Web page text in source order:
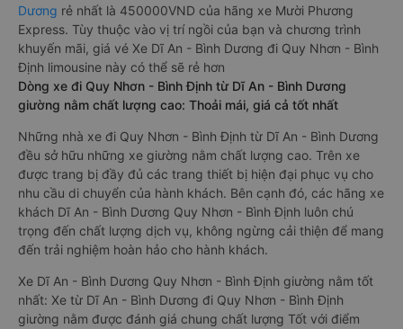
Dương rẻ nhất là 450000VND của hãng xe Mười Phương
Express. Tùy thuộc vào vị trí ngồi của bạn và chương trình
khuyến mãi, giá vé Xe Dĩ An - Bình Dương đi Quy Nhơn - Bình
Định limousine này có thể sẽ rẻ hơn
Dòng xe đi Quy Nhơn - Bình Định từ Dĩ An - Bình Dương
giường nằm chất lượng cao: Thoải mái, giá cả tốt nhất
Những nhà xe đi Quy Nhơn - Bình Định từ Dĩ An - Bình Dương
đều sở hữu những xe giường nằm chất lượng cao. Trên xe
được trang bị đầy đủ các trang thiết bị hiện đại phục vụ cho
nhu cầu di chuyển của hành khách. Bên cạnh đó, các hãng xe
khách Dĩ An - Bình Dương Quy Nhơn - Bình Định luôn chú
trọng đến chất lượng dịch vụ, không ngừng cải thiện để mang
đến trải nghiệm hoàn hảo cho hành khách.
Xe Dĩ An - Bình Dương Quy Nhơn - Bình Định giường nằm tốt
nhất: Xe từ Dĩ An - Bình Dương đi Quy Nhơn - Bình Định
giường nằm được đánh giá chung chất lượng Tốt với điểm